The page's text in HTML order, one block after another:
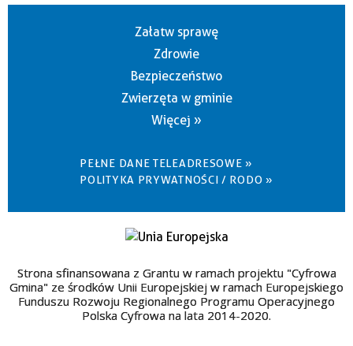
Załatw sprawę
Zdrowie
Bezpieczeństwo
Zwierzęta w gminie
Więcej »
PEŁNE DANE TELEADRESOWE »
POLITYKA PRYWATNOŚCI / RODO »
Strona sfinansowana z Grantu w ramach projektu "Cyfrowa
Gmina" ze środków Unii Europejskiej w ramach Europejskiego
Funduszu Rozwoju Regionalnego Programu Operacyjnego
Polska Cyfrowa na lata 2014-2020.